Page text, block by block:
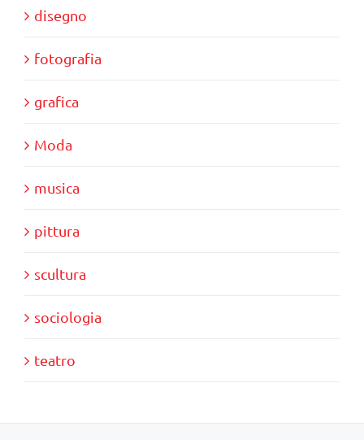
disegno
fotografia
grafica
Moda
musica
pittura
scultura
sociologia
teatro